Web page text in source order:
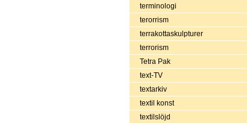
terminologi
terorrism
terrakottaskulpturer
terrorism
Tetra Pak
text-TV
textarkiv
textil konst
textilslöjd